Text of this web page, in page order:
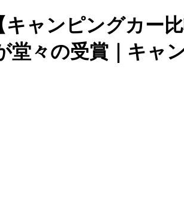
ャンピングカー
堂々の受賞｜キャ